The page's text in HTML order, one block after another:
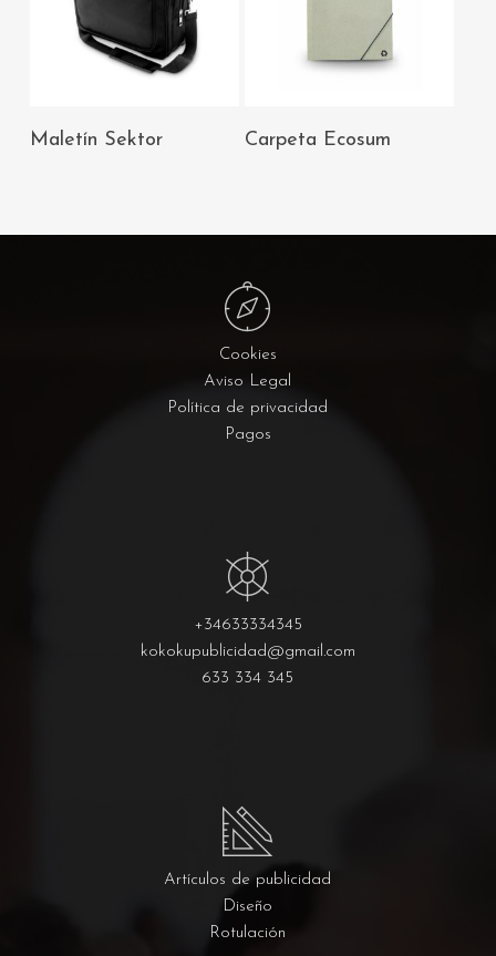
AÑADIR AL
Maletín Sektor
AÑADIR AL
Carpeta Ecosum
Cookies
Aviso Legal
Política de privacidad
Pagos
+34633334345
kokokupublicidad@gmail.com
633 334 345
Artículos de publicidad
Diseño
Rotulación